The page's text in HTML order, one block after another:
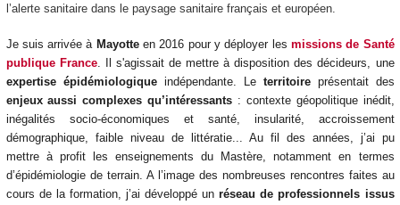
l’alerte sanitaire dans le paysage sanitaire français et européen.
Je suis arrivée à Mayotteen 2016 pour y déployer les missions de Santé
publique France. Il s'agissait de mettre à disposition des décideurs, une
expertise épidémiologique indépendante. Le territoire présentait des
enjeux aussi complexes qu’intéressants : contexte géopolitique inédit,
inégalités socio-économiques et santé, insularité, accroissement
démographique, faible niveau de littératie... Au fil des années, j’ai pu
mettre à profit les enseignements du Mastère, notamment en termes
d’épidémiologie de terrain. A l’image des nombreuses rencontres faites au
cours de la formation, j’ai développé unréseau de professionnels issus